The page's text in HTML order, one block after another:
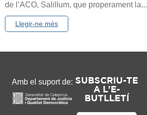
de l’ACO, Salillum, que properament la...
Llegir-ne més
Amb el suport de: SUBSCRIU-TE
A L'E-
BUTLLETÍ